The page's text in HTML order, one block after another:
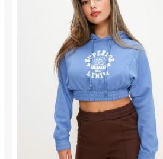
באתר בלבד
בלבד. לא ניתן